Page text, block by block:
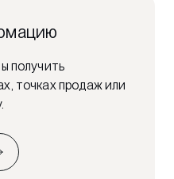
получить
точках продаж или